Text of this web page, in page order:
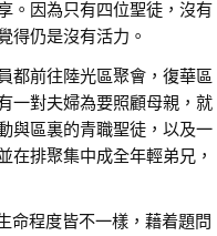
。因為只有四位聖徒，沒有
得仍是沒有活力。
都前往陸光區聚會，復華區
一對夫婦為要照顧母親，就
與區裏的青職聖徒，以及一
在排聚集中成全年輕弟兄，
命程度皆不一樣，藉着題問